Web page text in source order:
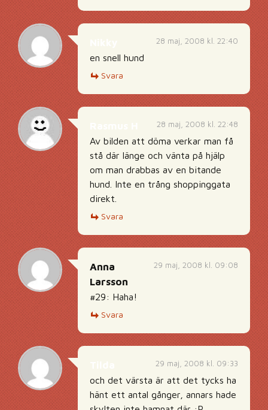
28 maj, 2008 kl. 22:40
en snell hund
Svara
28 maj, 2008 kl. 22:48
Av bilden att döma verkar man få
stå där länge och vänta på hjälp
om man drabbas av en bitande
hund. Inte en trång shoppinggata
direkt.
Svara
29 maj, 2008 kl. 09:08
Anna
Larsson
#29: Haha!
Svara
29 maj, 2008 kl. 09:33
och det värsta är att det tycks ha
hänt ett antal gånger, annars hade